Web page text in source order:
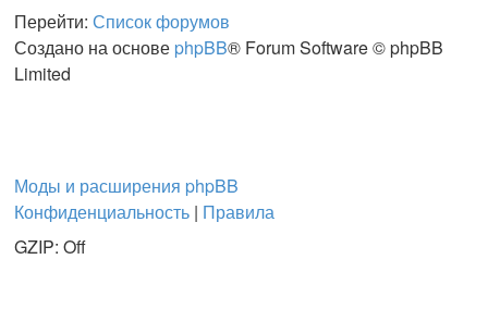
Перейти: Список форумов
Создано на основе phpBB® Forum Software © phpBB
Limited
Моды и расширения phpBB
Конфиденциальность | Правила
GZIP: Off